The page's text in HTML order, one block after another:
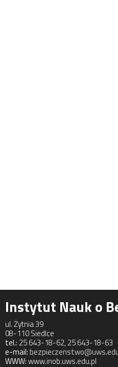
Instytut Nauk o
ul. Żytnia 39
08-110 Siedlce
tel.: 25 643-18-62, 25 643-18-63
e-mail:
WWW:www.inob.uws.edu.pl